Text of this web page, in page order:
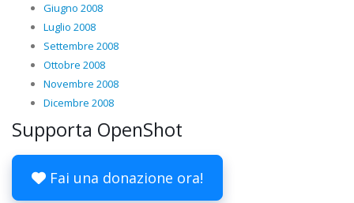
Giugno 2008
Luglio 2008
Settembre 2008
Ottobre 2008
Novembre 2008
Dicembre 2008
Supporta OpenShot
Fai una donazione ora!